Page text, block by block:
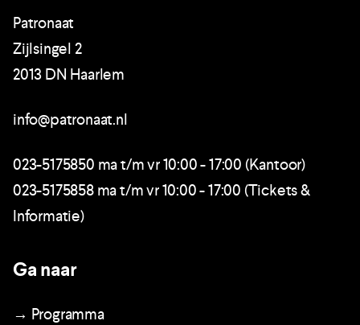
Patronaat
Zijlsingel 2
2013 DN Haarlem
info@patronaat.nl
023-5175850 ma t/m vr 10:00 - 17:00 (Kantoor)
023-5175858 ma t/m vr 10:00 - 17:00 (Tickets &
Informatie)
Ga naar
→ Programma